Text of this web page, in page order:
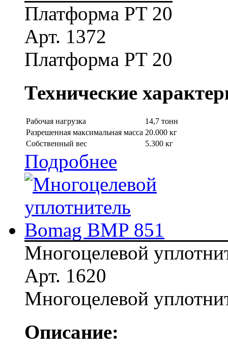
Платформа PT 20
Арт. 1372
Платформа PT 20
Технические
Рабочая нагрузка
14,7 тонн
Разрешенная максимальная масса 20.000 кг
Собственный вес
5.300 кг
Подробнее
Многоцелевой
Арт. 1620
Многоцелевой
Описание: